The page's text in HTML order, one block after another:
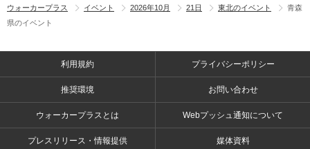
ウォーカープラス イベント 2026年10月 21日 東北のイベント
青森
県のイベント
利用規約 プライバシーポリシー
推奨環境 お問い合わせ
ウォーカープラスとは Webプッシュ通知について
プレスリリース・情報提供 媒体資料